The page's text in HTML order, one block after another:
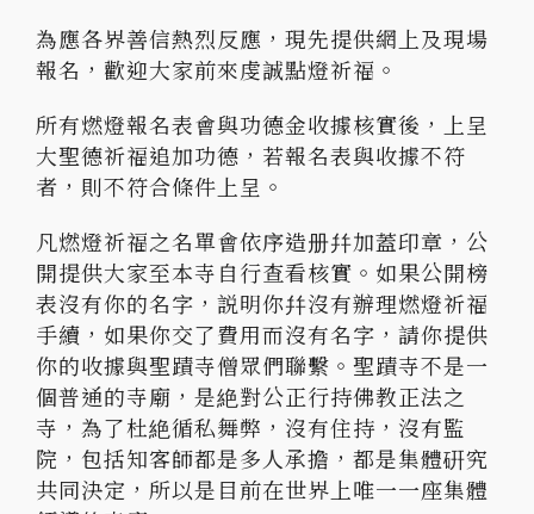
為應各界善信熱烈反應，現先提供網上及現場
報名，歡迎大家前來虔誠點燈祈福。
所有燃燈報名表會與功德金收據核實後，上呈
大聖德祈福追加功德，若報名表與收據不符
者，則不符合條件上呈。
凡燃燈祈福之名單會依序造册幷加蓋印章，公
開提供大家至本寺自行查看核實。如果公開榜
表沒有你的名字，説明你幷沒有辦理燃燈祈福
手續，如果你交了費用而沒有名字，請你提供
你的收據與聖蹟寺僧眾們聯繫。聖蹟寺不是一
個普通的寺廟，是絶對公正行持佛教正法之
寺，為了杜絶循私舞弊，沒有住持，沒有監
院，包括知客師都是多人承擔，都是集體硏究
共同決定，所以是目前在世界上唯一一座集體